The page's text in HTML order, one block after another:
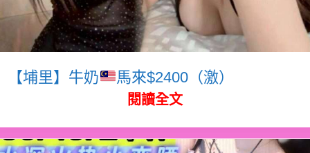
【埔里】牛奶 馬來$2400（激）
閱讀全文